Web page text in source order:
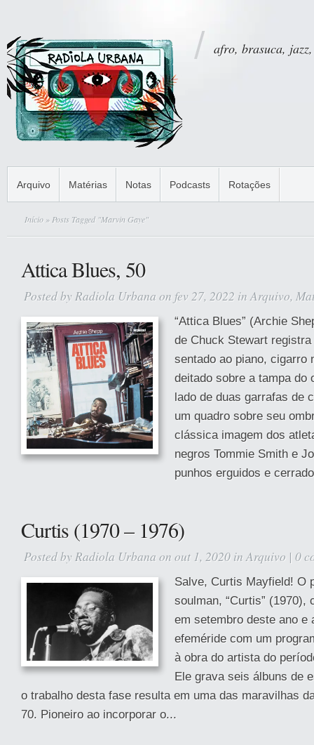
afro, brasuca,
Arquivo Matérias Notas Podcasts Rotações
Início » Posts Tagged "Marvin Gaye"
Attica Blues, 50
Posted by Radiola Urbana on fev 27, 2022 inArquivo,
“Attica Blues” (Archie
de Chuck Stewart
sentado ao piano, cigarro
deitado sobre a tampa do
lado de duas garrafas de
um quadro sobre seu
clássica imagem dos
negros Tommie Smith e
punhos erguidos e
Curtis (1970 – 1976)
Posted by Radiola Urbana on out 1, 2020 inArquivo | 0
Salve, Curtis Mayfield! O
soulman, “Curtis” (1970),
em setembro deste ano e
efeméride com um
à obra do artista do
Ele grava seis álbuns de
o trabalho desta fase resulta em uma das maravilhas
70. Pioneiro ao incorporar o...